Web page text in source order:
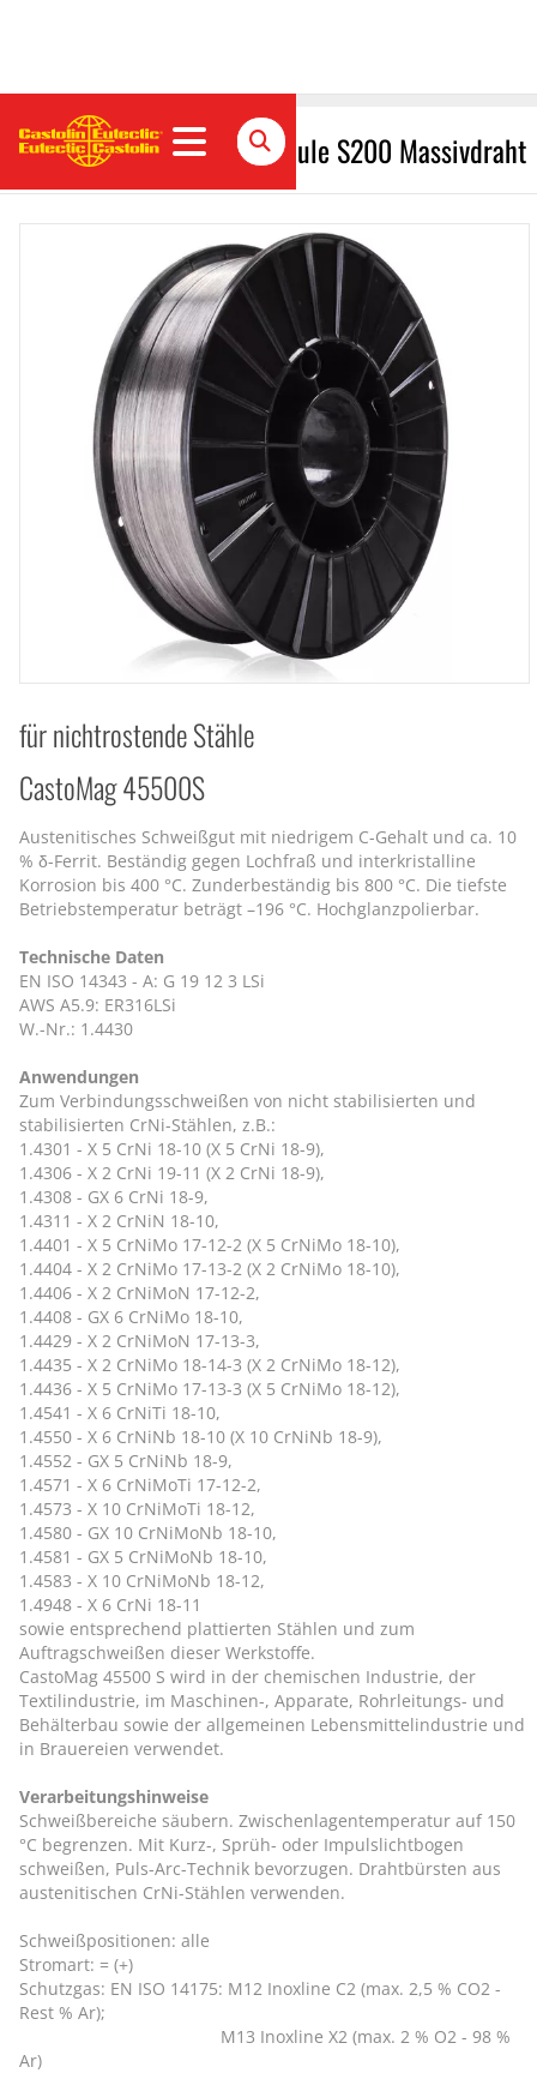
CastoMag 45500 / Dornspule S200 Massivdraht
für nichtrostende Stähle
CastoMag 45500S
Austenitisches Schweißgut mit niedrigem C-Gehalt und ca. 10
% δ-Ferrit. Beständig gegen Lochfraß und interkristalline
Korrosion bis 400 °C. Zunderbeständig bis 800 °C. Die tiefste
Betriebstemperatur beträgt –196 °C. Hochglanzpolierbar.
Technische Daten
EN ISO 14343 - A: G 19 12 3 LSi
AWS A5.9: ER316LSi
W.-Nr.: 1.4430
Anwendungen
Zum Verbindungsschweißen von nicht stabilisierten und
stabilisierten CrNi-Stählen, z.B.:
1.4301 - X 5 CrNi 18-10 (X 5 CrNi 18-9),
1.4306 - X 2 CrNi 19-11 (X 2 CrNi 18-9),
1.4308 - GX 6 CrNi 18-9,
1.4311 - X 2 CrNiN 18-10,
1.4401 - X 5 CrNiMo 17-12-2 (X 5 CrNiMo 18-10),
1.4404 - X 2 CrNiMo 17-13-2 (X 2 CrNiMo 18-10),
1.4406 - X 2 CrNiMoN 17-12-2,
1.4408 - GX 6 CrNiMo 18-10,
1.4429 - X 2 CrNiMoN 17-13-3,
1.4435 - X 2 CrNiMo 18-14-3 (X 2 CrNiMo 18-12),
1.4436 - X 5 CrNiMo 17-13-3 (X 5 CrNiMo 18-12),
1.4541 - X 6 CrNiTi 18-10,
1.4550 - X 6 CrNiNb 18-10 (X 10 CrNiNb 18-9),
1.4552 - GX 5 CrNiNb 18-9,
1.4571 - X 6 CrNiMoTi 17-12-2,
1.4573 - X 10 CrNiMoTi 18-12,
1.4580 - GX 10 CrNiMoNb 18-10,
1.4581 - GX 5 CrNiMoNb 18-10,
1.4583 - X 10 CrNiMoNb 18-12,
1.4948 - X 6 CrNi 18-11
sowie entsprechend plattierten Stählen und zum
Auftragschweißen dieser Werkstoffe.
CastoMag 45500 S wird in der chemischen Industrie, der
Textilindustrie, im Maschinen-, Apparate, Rohrleitungs- und
Behälterbau sowie der allgemeinen Lebensmittelindustrie und
in Brauereien verwendet.
Verarbeitungshinweise
Schweißbereiche säubern. Zwischenlagentemperatur auf 150
°C begrenzen. Mit Kurz-, Sprüh- oder Impulslichtbogen
schweißen, Puls-Arc-Technik bevorzugen. Drahtbürsten aus
austenitischen CrNi-Stählen verwenden.
Schweißpositionen: alle
Stromart: = (+)
Schutzgas: EN ISO 14175: M12 Inoxline C2 (max. 2,5 % CO2 -
Rest % Ar);
M13 Inoxline X2 (max. 2 % O2 - 98 %
Ar)